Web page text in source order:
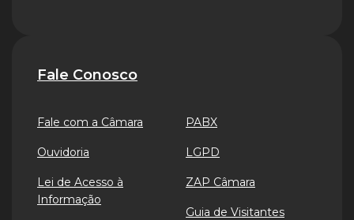
Fale Conosco
Fale com a Câmara
Ouvidoria
Lei de Acesso à
Informação
PABX
LGPD
ZAP Câmara
Guia de Visitantes